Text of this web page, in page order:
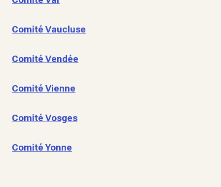
Comité Vaucluse
Comité Vendée
Comité Vienne
Comité Vosges
Comité Yonne